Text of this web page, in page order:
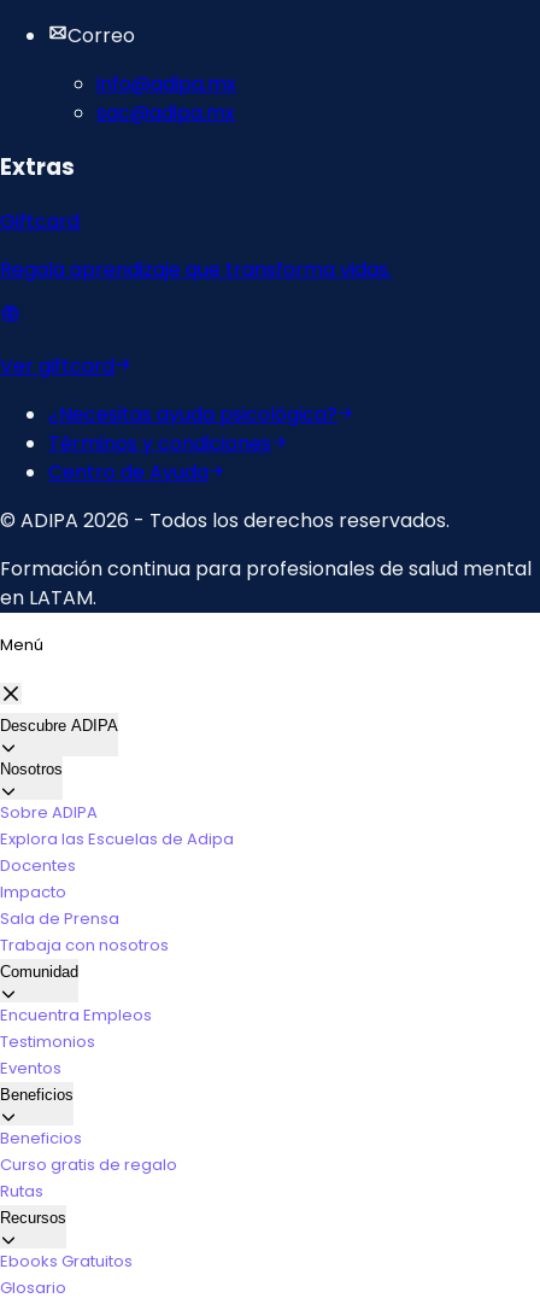
Menú
Descubre ADIPA
Nosotros
Sobre ADIPA
Explora las Escuelas de Adipa
Docentes
Impacto
Sala de Prensa
Trabaja con nosotros
Comunidad
Encuentra Empleos
Testimonios
Eventos
Beneficios
Beneficios
Curso gratis de regalo
Rutas
Recursos
Ebooks Gratuitos
Glosario